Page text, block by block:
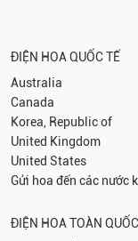
ĐIỆN HOA QUỐC TẾ
Australia
Canada
Korea, Republic of
United Kingdom
United States
Gửi hoa đến các nước
ĐIỆN HOA TOÀN QUỐC